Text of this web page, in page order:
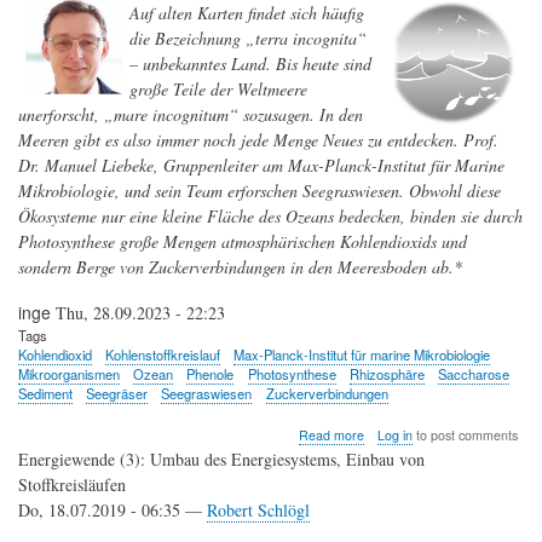
Auf alten Karten findet sich häufig
die Bezeichnung „terra incognita“
– unbekanntes Land. Bis heute sind
große Teile der Weltmeere
unerforscht, „mare incognitum“ sozusagen. In den
Meeren gibt es also immer noch jede Menge Neues zu entdecken. Prof.
Dr. Manuel Liebeke, Gruppenleiter am Max-Planck-Institut für Marine
Mikrobiologie, und sein Team erforschen Seegraswiesen. Obwohl diese
Ökosysteme nur eine kleine Fläche des Ozeans bedecken, binden sie durch
Photosynthese große Mengen atmosphärischen Kohlendioxids und
sondern Berge von Zuckerverbindungen in den Meeresboden ab.*
inge Thu, 28.09.2023 - 22:23
Tags
Kohlendioxid
Kohlenstoffkreislauf
Max-Planck-Institut für marine Mikrobiologie
Mikroorganismen
Ozean Phenole Photosynthese Rhizosphäre
Saccharose
Sediment
Seegräser Seegraswiesen Zuckerverbindungen
Read moreabout
Seegraswiesen
wandeln
Log into post comments
Energiewende (3): Umbau des Energiesystems, Einbau von
Stoffkreisläufen
Do, 18.07.2019 - 06:35 — Robert Schlögl